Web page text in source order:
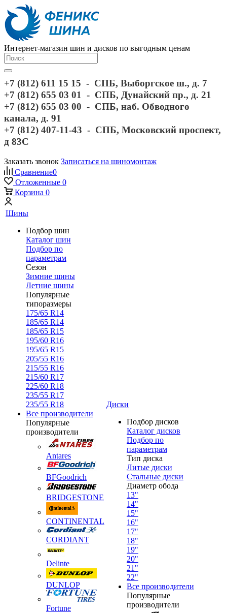
Интернет-магазин шин и дисков по выгодным ценам
+7 (812) 611 15 15 - СПБ, Выборгское ш., д. 7
+7 (812) 655 03 01 - СПБ, Дунайский пр., д. 21
+7 (812) 655 03 00 - СПБ, наб. Обводного
канала, д. 91
+7 (812) 407-11-43 - СПБ, Московский проспект,
д 83С
Заказать звонок Записаться на шиномонтаж
Сравнение0
Отложенные 0
Корзина 0
Шины
Подбор шин
Каталог шин
Подбор по
параметрам
Сезон
Зимние шины
Летние шины
Популярные
типоразмеры
175/65 R14
185/65 R14
185/65 R15
195/60 R16
195/65 R15
205/55 R16
215/55 R16
215/60 R17
225/60 R18
235/55 R17
235/55 R18
Все производители
Популярные
производители
Antares
BFGoodrich
BRIDGESTONE
CONTINENTAL
CORDIANT
Delinte
DUNLOP
Fortune
Диски
Подбор дисков
Каталог дисков
Подбор по
параметрам
Тип диска
Литые диски
Стальные диски
Диаметр обода
13"
14"
15"
16"
17"
18"
19"
20"
21"
22"
Все производители
Популярные
производители